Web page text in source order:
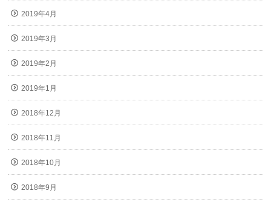
2019年4月
2019年3月
2019年2月
2019年1月
2018年12月
2018年11月
2018年10月
2018年9月